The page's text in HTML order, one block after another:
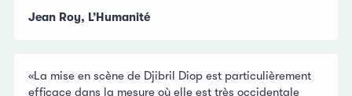
Jean Roy, L’Humanité
«La mise en scène de Djibril Diop est particulièrement
efficace dans la mesure où elle est très occidentale